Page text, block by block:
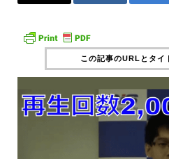
この記事のURLとタイ